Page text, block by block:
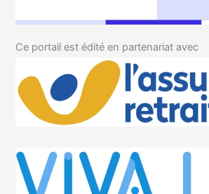
Ce portail est édité en partenariat avec